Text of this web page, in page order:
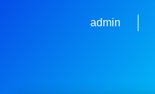
admin